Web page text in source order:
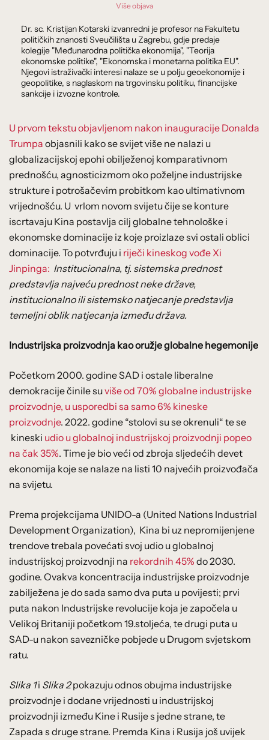
Više objava
Dr. sc. Kristijan Kotarski izvanredni je profesor na Fakultetu
političkih znanosti Sveučilišta u Zagrebu, gdje predaje
kolegije "Međunarodna politička ekonomija", "Teorija
ekonomske politike", "Ekonomska i monetarna politika EU".
Njegovi istraživački interesi nalaze se u polju geoekonomije i
geopolitike, s naglaskom na trgovinsku politiku, financijske
sankcije i izvozne kontrole.
U prvom tekstu objavljenom nakon inauguracije Donalda
Trumpa objasnili kako se svijet više ne nalazi u
globalizacijskoj epohi obilježenoj komparativnom
prednošću, agnosticizmom oko poželjne industrijske
strukture i potrošačevim probitkom kao ultimativnom
vrijednošću. U vrlom novom svijetu čije se konture
iscrtavaju Kina postavlja cilj globalne tehnološke i
ekonomske dominacije iz koje proizlaze svi ostali oblici
dominacije. To potvrđuju i riječi kineskog vođe Xi
Jinpinga: Institucionalna, tj. sistemska prednost
predstavlja najveću prednost neke države,
institucionalno ili sistemsko natjecanje predstavlja
temeljni oblik natjecanja između država.
Industrijska proizvodnja kao oružje globalne hegemonije
Početkom 2000. godine SAD i ostale liberalne
demokracije činile suviše od 70% globalne industrijske
proizvodnje, u usporedbi sa samo 6% kineske
proizvodnje. 2022. godine “stolovi su se okrenuli“ te se
kineski udio u globalnoj industrijskoj proizvodnji popeo
na čak 35%. Time je bio veći od zbroja sljedećih devet
ekonomija koje se nalaze na listi 10 najvećih proizvođača
na svijetu.
Prema projekcijama UNIDO-a (United Nations Industrial
Development Organization), Kina bi uz nepromijenjene
trendove trebala povećati svoj udio u globalnoj
industrijskoj proizvodnji na rekordnih 45% do 2030.
godine. Ovakva koncentracija industrijske proizvodnje
zabilježena je do sada samo dva puta u povijesti; prvi
puta nakon Industrijske revolucije koja je započela u
Velikoj Britaniji početkom 19.stoljeća, te drugi puta u
SAD-u nakon savezničke pobjede u Drugom svjetskom
ratu.
Slika 1i Slika 2pokazuju odnos obujma industrijske
proizvodnje i dodane vrijednosti u industrijskoj
proizvodnji između Kine i Rusije s jedne strane, te
Zapada s druge strane. Premda Kina i Rusija još uvijek